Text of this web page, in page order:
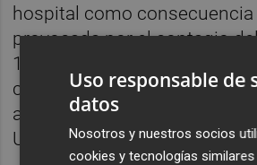
hospital como
provocada por el contagio
185 en una UCI. La tasa de
camas ocupadas por
actualmente en el 11,38 por
UCI en el 23,13 por ciento.
Uso responsable de
datos
Nosotros y nuestros socios
cookies y tecnologías similares